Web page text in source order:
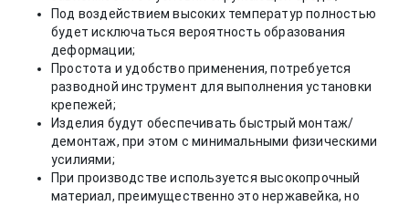
Под воздействием высоких температур полностью
будет исключаться вероятность образования
деформации;
Простота и удобство применения, потребуется
разводной инструмент для выполнения установки
крепежей;
Изделия будут обеспечивать быстрый монтаж/
демонтаж, при этом с минимальными физическими
усилиями;
При производстве используется высокопрочный
материал, преимущественно это нержавейка, но